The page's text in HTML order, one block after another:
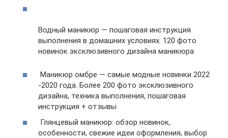
Водный маникюр — пошаговая инструкция
выполнения в домашних условиях. 120 фото
новинок эксклюзивного дизайна маникюра
Маникюр омбре — самые модные новинки 2022
-2020 года. Более 200 фото эксклюзивного
дизайна, техника выполнения, пошаговая
инструкция + отзывы
Глянцевый маникюр: обзор новинок,
особенности, свежие идеи оформления, выбор